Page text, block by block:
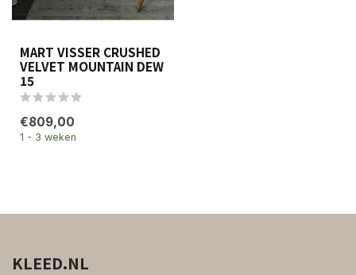
MART VISSER CRUSHED
VELVET MOUNTAIN DEW
15
€809,00
1 - 3 weken
KLEED.NL